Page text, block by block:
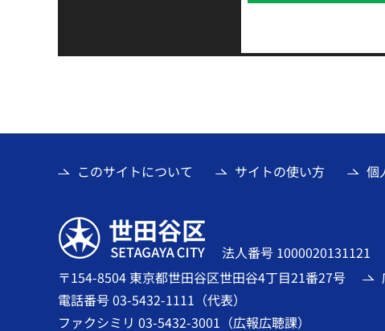
このサイトについて サイトの使い方 個
世田谷区
法人番号 1000020131121
〒154-8504 東京都世田谷区世田谷4丁目21番27号
電話番号 03-5432-1111（代表）
ファクシミリ 03-5432-3001（広報広聴課）